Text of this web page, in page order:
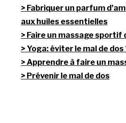
Fabriquer un parfum
aux huiles essentielles
Faire un massage sportif
Yoga: éviter le mal de dos
Apprendre à faire un
Prévenir le mal de dos